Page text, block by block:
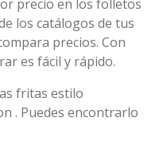
precio en los folletos
los catálogos de tus
precios. Con
es fácil y rápido.
fritas estilo
. Puedes encontrarlo